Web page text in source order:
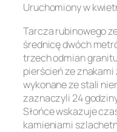
Uruchomiony w
Tarcza rubinowego
średnicę dwóch
trzech odmian
pierścień ze znakami
wykonane ze stali
zaznaczyli 24
Słońce wskazuje
kamieniami